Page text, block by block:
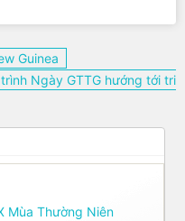
Guinea
Ngày GTTG hướng tới tri
Mùa Thường Niên